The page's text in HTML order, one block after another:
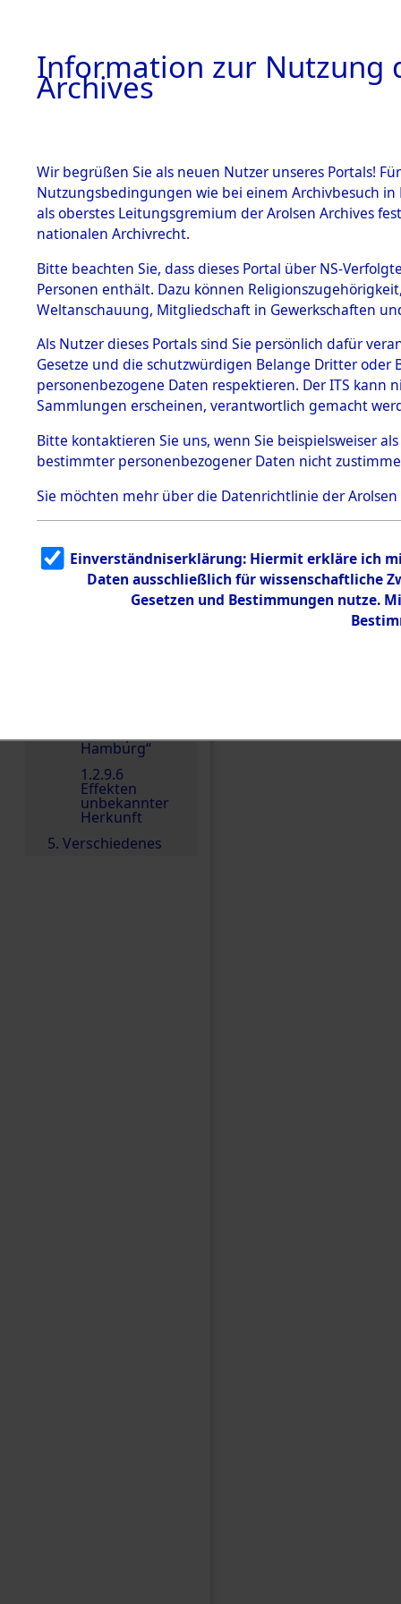
BESTÄNDE
1.
Inhaftierungsdoku
mente
1.2.9 Beim ITS
Effekten
1.2.9.1
Effekten aus
dem KZ
Dachau
1.2.9.2
Effekten aus
dem KZ
Bayerisches
1.2.9.3
Effekten aus
dem KZ
Neuengamm
Hamburg“
1.2.9.6
Effekten
unbekannter
Herkunft
5. Verschiedenes
0023
Information zur Nutzung
Archives
Wir begrüßen Sie als neuen Nutzer unseres Portals!
Nutzungsbedingungen wie bei einem Archivbesuch
als oberstes Leitungsgremium der Arolsen Archives
nationalen Archivrecht.
Bitte beachten Sie, dass dieses Portal über NS-
Personen enthält. Dazu können
Weltanschauung, Mitgliedschaft in Gewerkschaften
Als Nutzer dieses Portals sind Sie persönlich dafür
Gesetze und die schutzwürdigen Belange Dritter
personenbezogene Daten respektieren. Der ITS
Sammlungen erscheinen, verantwortlich gemacht
Bitte kontaktieren Sie uns, wenn Sie beispielsweiser
bestimmter personenbezogener Daten nicht
Sie möchten mehr über die Datenrichtlinie der Arolsen
Einverständniserklärung: Hiermit erkläre ich
Daten ausschließlich für wissenschaftliche
Gesetzen und Bestimmungen nutze.